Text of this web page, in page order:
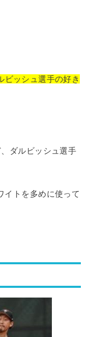
ビッシュ選手の好き
ダルビッシュ選手
イトを多めに使って